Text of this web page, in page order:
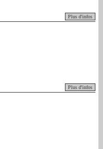
Plus d'infos
Plus d'infos